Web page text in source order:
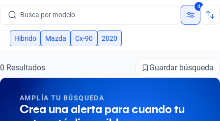
Busca por modelo
Busca por versión
Busca por marca
Busca por modelo
4
Hibrido Mazda Cx-90 2020
0 Resultados Guardar búsqueda
AMPLÍA TU BÚSQUEDA
Crea una alerta para cuando tu